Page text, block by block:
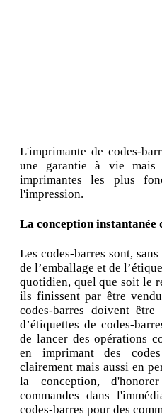
L'imprimante de codes-
une garantie à vie
imprimantes les plus
l'impression.
La conception instantanée
Les codes-barres sont,
de l’emballage et de
quotidien, quel que soit le
ils finissent par être
codes-barres doivent
d’étiquettes de codes-
de lancer des opérations
en imprimant des
clairement mais aussi en
la conception,
commandes dans
codes-barres pour des